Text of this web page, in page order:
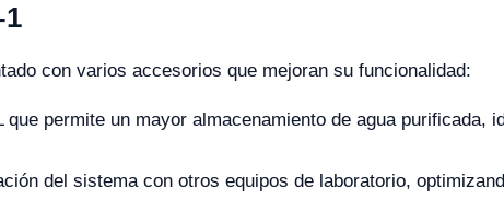
con varios accesorios que mejoran su funcionalidad:
que permite un mayor almacenamiento de agua purificada,
del sistema con otros equipos de laboratorio,